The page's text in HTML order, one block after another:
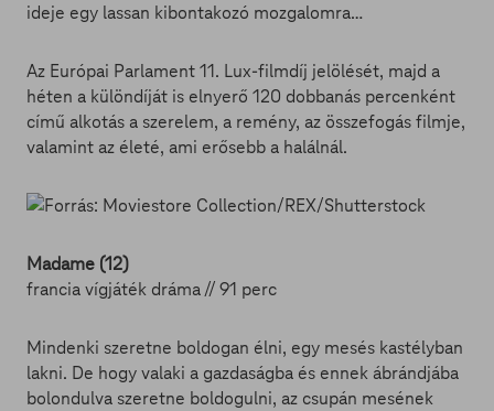
ideje egy lassan kibontakozó mozgalomra…
Az Európai Parlament 11. Lux-filmdíj jelölését, majd a
héten a különdíját is elnyerő 120 dobbanás percenként
című alkotás a szerelem, a remény, az összefogás filmje,
valamint az életé, ami erősebb a halálnál.
Madame (12)
francia vígjáték dráma // 91 perc
Mindenki szeretne boldogan élni, egy mesés kastélyban
lakni. De hogy valaki a gazdaságba és ennek ábrándjába
bolondulva szeretne boldogulni, az csupán mesének